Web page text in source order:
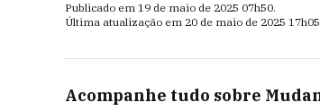
Publicado em 19 de maio de 2025 07h50.
Última atualização em 20 de maio de 2025 17h05
Acompanhe tudo sobre